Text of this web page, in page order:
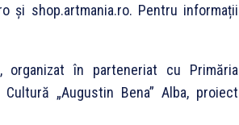
și shop.artmania.ro. Pentru informații
în parteneriat cu Primăria
„Augustin Bena” Alba, proiect